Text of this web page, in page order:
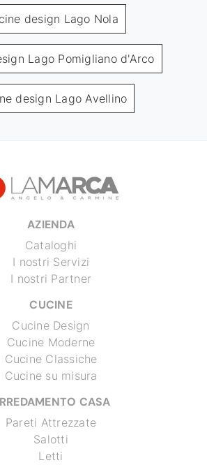
design Lago Nola
Lago Pomigliano d'Arco
design Lago Avellino
AZIENDA
Cataloghi
I nostri Servizi
I nostri Partner
CUCINE
Cucine Design
Cucine Moderne
Cucine Classiche
Cucine su misura
CASA
Pareti Attrezzate
Salotti
Letti